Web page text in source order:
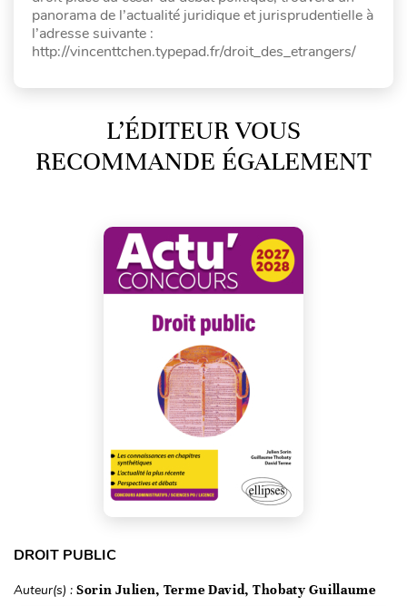
panorama de l’actualité juridique et jurisprudentielle à
l’adresse suivante :
http://vincenttchen.typepad.fr/droit_des_etrangers/
L’ÉDITEUR VOUS
RECOMMANDE ÉGALEMENT
DROIT PUBLIC
Auteur(s) : Sorin Julien, Terme David, Thobaty Guillaume